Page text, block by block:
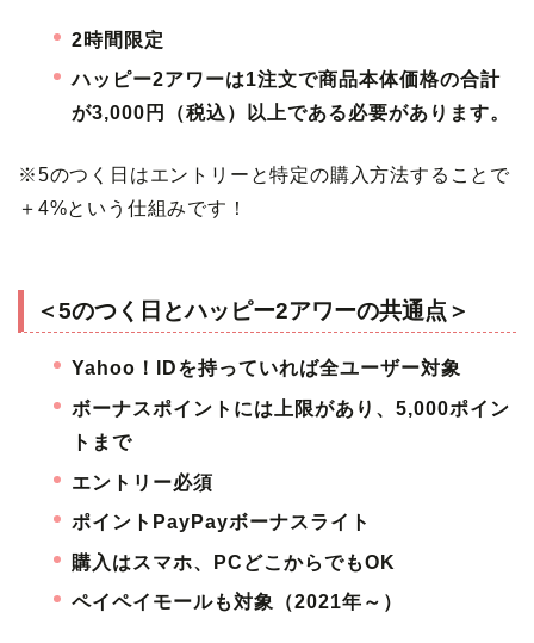
2時間限定
ハッピー2アワーは1注文で商品本体価格の合計
が3,000円（税込）以上である必要があります。
※5のつく日はエントリーと特定の購入方法することで
＋4%という仕組みです！
＜5のつく日とハッピー2アワーの共通点＞
Yahoo！IDを持っていれば全ユーザー対象
ボーナスポイントには上限があり、5,000ポイン
トまで
エントリー必須
ポイントPayPayボーナスライト
購入はスマホ、PCどこからでもOK
ペイペイモールも対象（2021年～）